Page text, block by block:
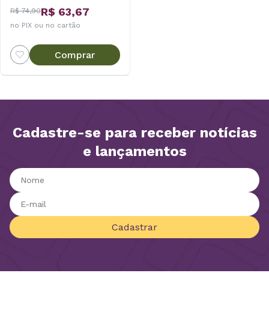
R$ 74,90R$ 63,67
no PIX ou no cartão
Comprar
Cadastre-se para receber notícias
e lançamentos
Cadastrar